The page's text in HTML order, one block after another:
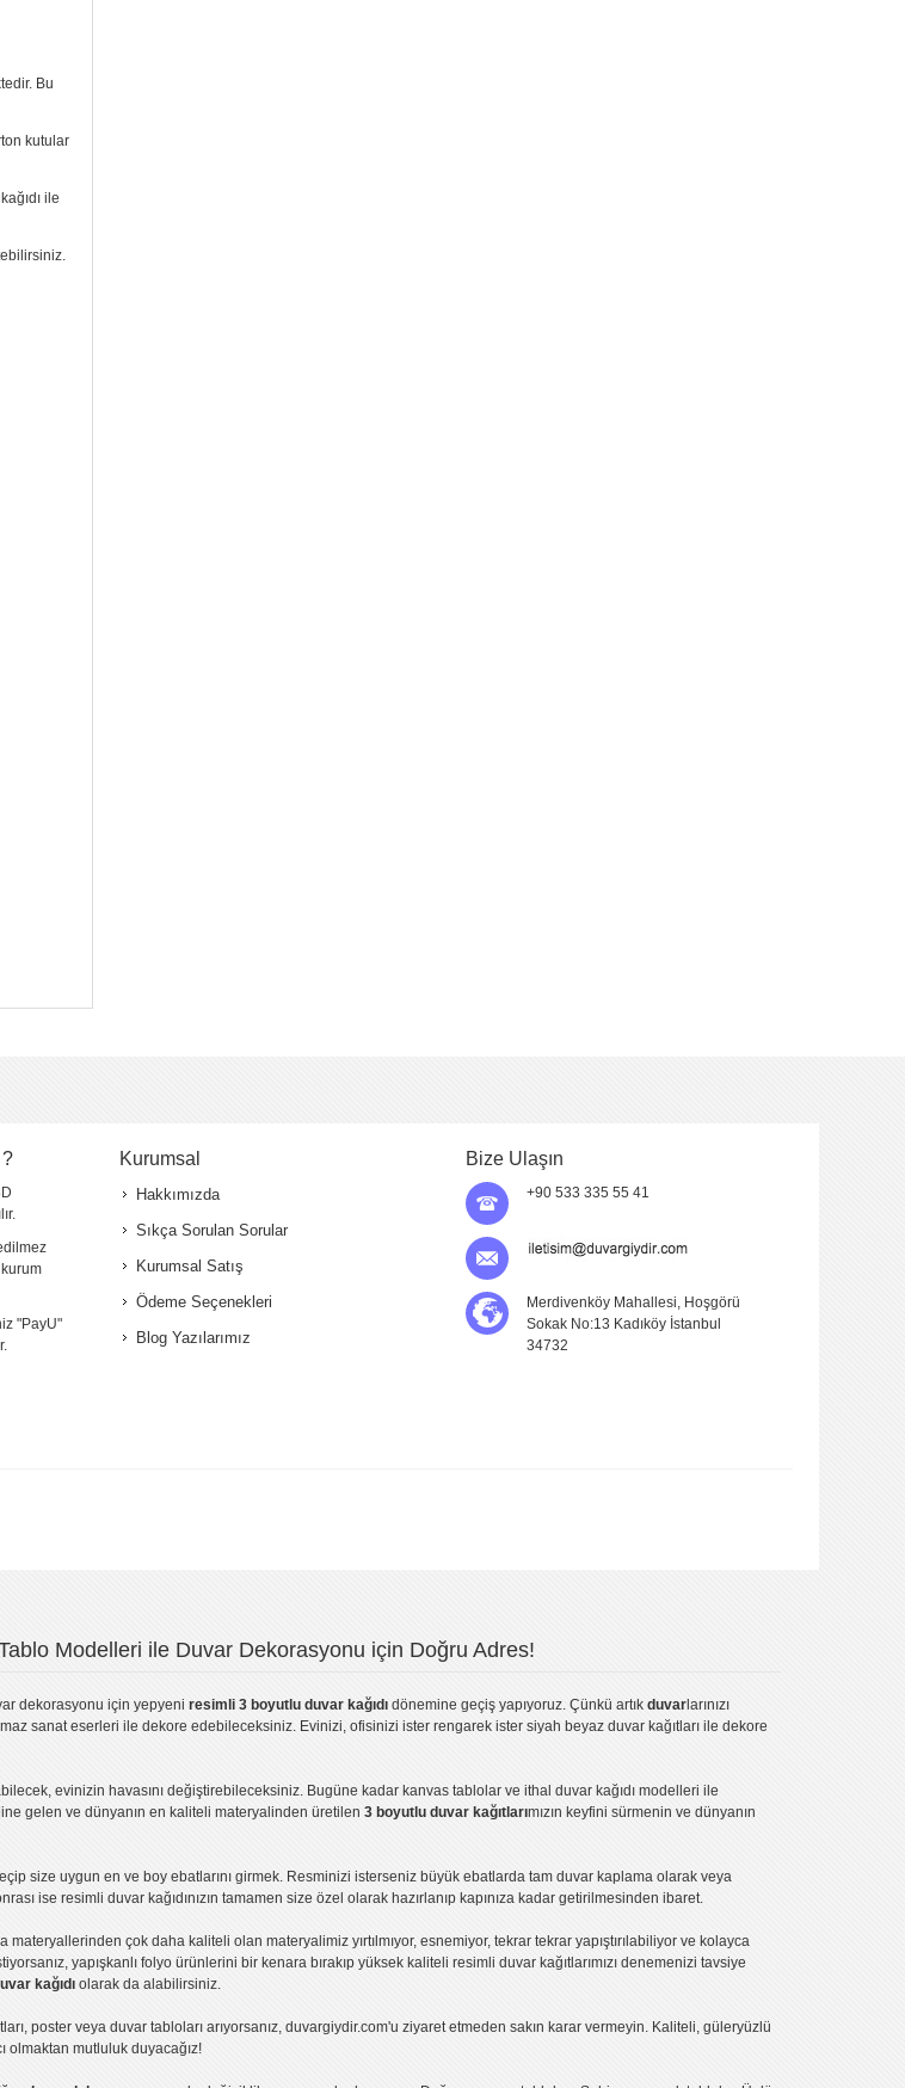
Bu
kutular
ile
"PayU"
Kurumsal
Hakkımızda
Sıkça Sorulan Sorular
Kurumsal Satış
Ödeme Seçenekleri
Blog Yazılarımız
Bize Ulaşın
+90 533 335 55 41
Merdivenköy Mahallesi, Hoşgörü
Sokak No:13 Kadıköy İstanbul
34732
Modelleri ile Duvar Dekorasyonu için Doğru Adres!
dekorasyonu için yepyeni resimli 3 boyutlu duvar kağıdı dönemine geçiş yapıyoruz. Çünkü artık duvar larınızı
sanat eserleri ile dekore edebileceksiniz. Evinizi, ofisinizi ister rengarek ister siyah beyaz duvar kağıtları ile dekore
evinizin havasını değiştirebileceksiniz. Bugüne kadar kanvas tablo lar ve ithal duvar kağıdı modelleri ile
gelen ve dünyanın en kaliteli materyalinden üretilen 3 boyutlu duvar kağıtlarımızın keyfini sürmenin ve dünyanın
size uygun en ve boy ebatlarını girmek. Resminizi isterseniz büyük ebatlarda tam duvar kaplama olarak veya
ise resimli duvar kağıdınızın tamamen size özel olarak hazırlanıp kapınıza kadar getirilmesinden ibaret.
materyallerinden çok daha kaliteli olan materyalimiz yırtılmıyor, esnemiyor, tekrar tekrar yapıştırılabiliyor ve kolayca
yapışkanlı folyo ürünlerini bir kenara bırakıp yüksek kaliteli resimli duvar kağıtlarımızı denemenizi tavsiye
kağıdı olarak da alabilirsiniz.
, poster veya duvar tabloları arıyorsanız, duvargiydir.com'u ziyaret etmeden sakın karar vermeyin. Kaliteli, güleryüzlü
olmaktan mutluluk duyacağız!